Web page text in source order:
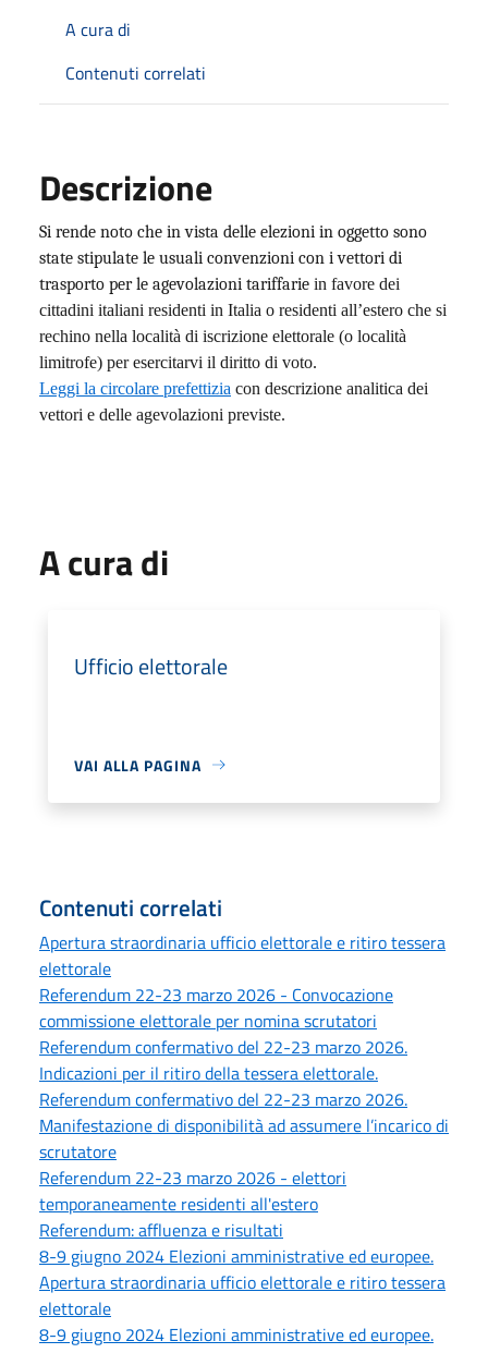
A cura di
Contenuti correlati
Descrizione
Si rende noto che in vista delle elezioni in oggetto sono
state stipulate le usuali convenzioni con i vettori di
trasporto per le agevolazioni tariffarie in favore dei
cittadini italiani residenti in Italia o residenti all’estero che si
rechino nella località di iscrizione elettorale (o località
limitrofe) per esercitarvi il diritto di voto.
Leggi la circolare prefettizia con descrizione analitica dei
vettori e delle agevolazioni previste.
A cura di
Ufficio elettorale
VAI ALLA PAGINA
Contenuti correlati
Apertura straordinaria ufficio elettorale e ritiro tessera
elettorale
Referendum 22-23 marzo 2026 - Convocazione
commissione elettorale per nomina scrutatori
Referendum confermativo del 22-23 marzo 2026.
Indicazioni per il ritiro della tessera elettorale.
Referendum confermativo del 22-23 marzo 2026.
Manifestazione di disponibilità ad assumere l’incarico di
scrutatore
Referendum 22-23 marzo 2026 - elettori
temporaneamente residenti all'estero
Referendum: affluenza e risultati
8-9 giugno 2024 Elezioni amministrative ed europee.
Apertura straordinaria ufficio elettorale e ritiro tessera
elettorale
8-9 giugno 2024 Elezioni amministrative ed europee.